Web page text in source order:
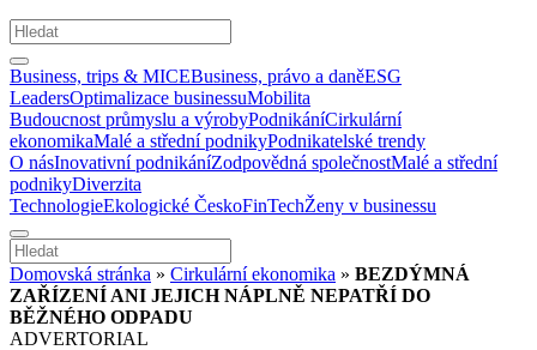
Business, trips & MICEBusiness, právo a daněESG
LeadersOptimalizace businessuMobilita
Budoucnost průmyslu a výrobyPodnikáníCirkulární
ekonomikaMalé a střední podnikyPodnikatelské trendy
O násInovativní podnikáníZodpovědná společnostMalé a střední
podnikyDiverzita
TechnologieEkologické ČeskoFinTechŽeny v businessu
Domovská stránka » Cirkulární ekonomika » BEZDÝMNÁ
ZAŘÍZENÍ ANI JEJICH NÁPLNĚ NEPATŘÍ DO
BĚŽNÉHO ODPADU
ADVERTORIAL